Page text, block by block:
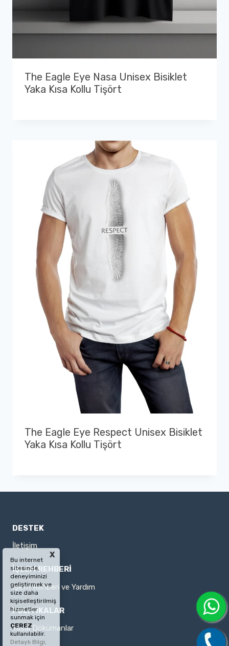
The Eagle Eye Nasa Unisex Bisiklet
Yaka Kısa Kollu Tişört
The Eagle Eye Respect Unisex Bisiklet
Yaka Kısa Kollu Tişört
DESTEK
İletişim
İŞLEM REHBERİ
İşlem Rehberi ve Yardım
POLİTİKALAR
Yasal Dökümanlar
Bu internet
sitesinde,
deneyiminizi
geliştirmek ve
size daha
kişiselleştirilmiş
hizmetler
sunmak için
ÇEREZ
kullanılabilir.
Detaylı Bilgi,
X